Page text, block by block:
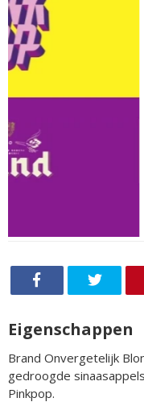
Eigenschappen
Brand Onvergetelijk
gedroogde
Pinkpop.